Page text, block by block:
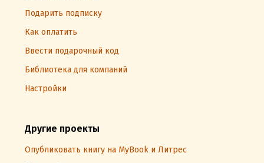
Подарить подписку
Как оплатить
Ввести подарочный код
Библиотека для компаний
Настройки
Другие проекты
Опубликовать книгу на MyBook и Литрес